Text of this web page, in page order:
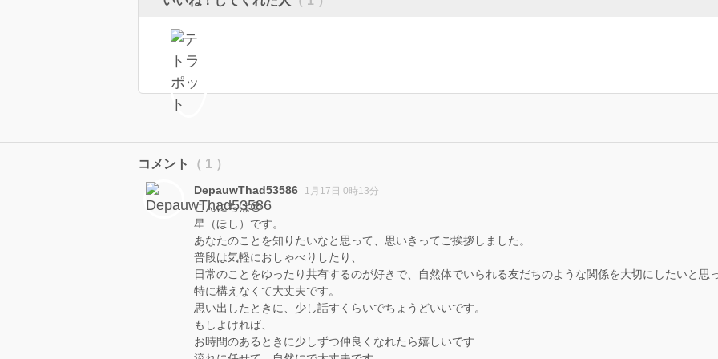
コメント （ 1 ）
DepauwThad53586 1月17日 0時13分
こんにちは😊
星（ほし）です。
あなたのことを知りたいなと思って、思いきってご挨拶しました。
普段は気軽におしゃべりしたり、
日常のことをゆったり共有するのが好きで、自然体でいられる友だちのような関係を大切にしたいと思
特に構えなくて大丈夫です。
思い出したときに、少し話すくらいでちょうどいいです。
もしよければ、
お時間のあるときに少しずつ仲良くなれたら嬉しいです